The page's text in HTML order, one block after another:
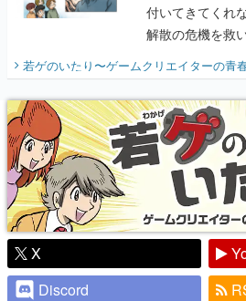
付いてきてくれ
解散の危機を救
『少年ジャンプ
り】
若ゲのいたり〜ゲームクリエイターの青
X
Discord